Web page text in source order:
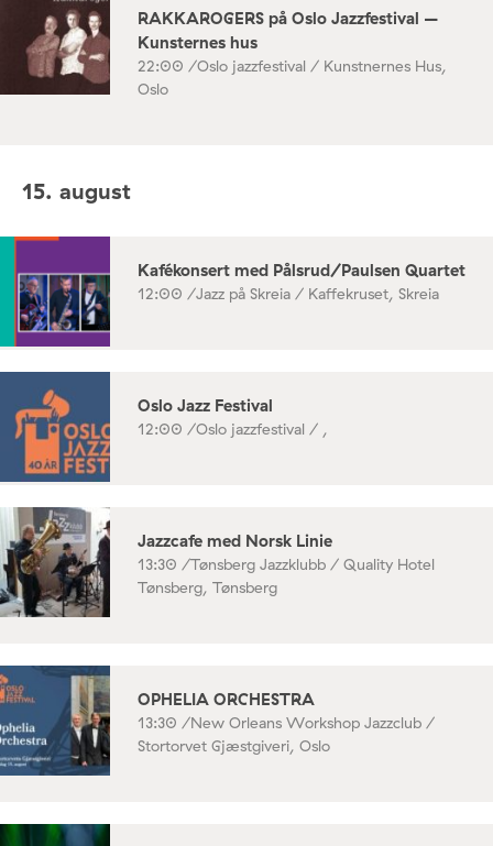
RAKKAROGERS på Oslo Jazzfestival –
Kunsternes hus
22:00 /Oslo jazzfestival / Kunstnernes Hus,
Oslo
15. august
Kafékonsert med Pålsrud/Paulsen Quartet
12:00 /Jazz på Skreia / Kaffekruset, Skreia
Oslo Jazz Festival
12:00 /Oslo jazzfestival / ,
Jazzcafe med Norsk Linie
13:30 /Tønsberg Jazzklubb / Quality Hotel
Tønsberg, Tønsberg
OPHELIA ORCHESTRA
13:30 /New Orleans Workshop Jazzclub /
Stortorvet Gjæstgiveri, Oslo